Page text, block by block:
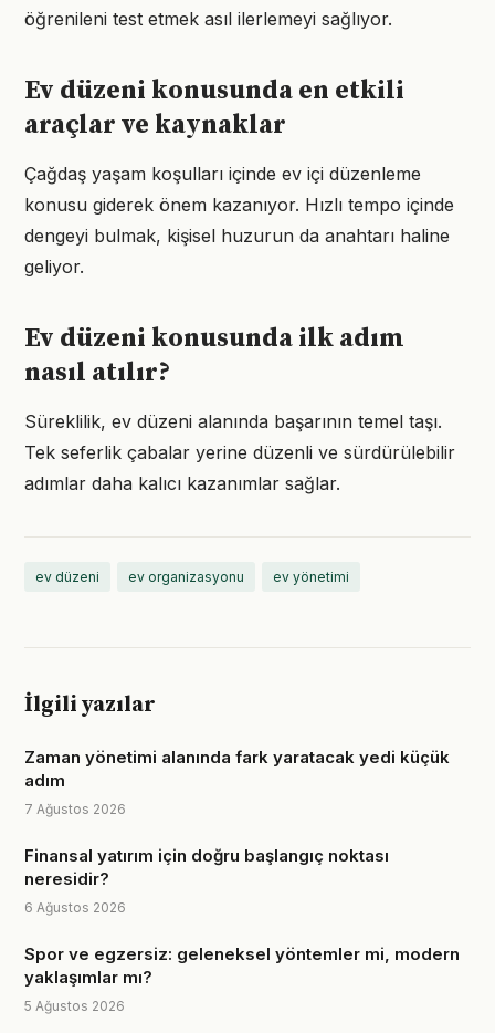
öğrenileni test etmek asıl ilerlemeyi sağlıyor.
Ev düzeni konusunda en etkili
araçlar ve kaynaklar
Çağdaş yaşam koşulları içinde ev içi düzenleme
konusu giderek önem kazanıyor. Hızlı tempo içinde
dengeyi bulmak, kişisel huzurun da anahtarı haline
geliyor.
Ev düzeni konusunda ilk adım
nasıl atılır?
Süreklilik, ev düzeni alanında başarının temel taşı.
Tek seferlik çabalar yerine düzenli ve sürdürülebilir
adımlar daha kalıcı kazanımlar sağlar.
ev düzeni ev organizasyonu ev yönetimi
İlgili yazılar
Zaman yönetimi alanında fark yaratacak yedi küçük
adım
7 Ağustos 2026
Finansal yatırım için doğru başlangıç noktası
neresidir?
6 Ağustos 2026
Spor ve egzersiz: geleneksel yöntemler mi, modern
yaklaşımlar mı?
5 Ağustos 2026